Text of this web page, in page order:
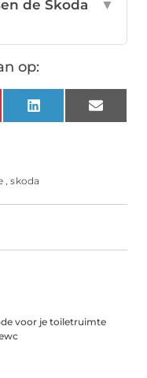
de Skoda
▼
op:
LinkedInEmail
,skoda
voor je toiletruimte